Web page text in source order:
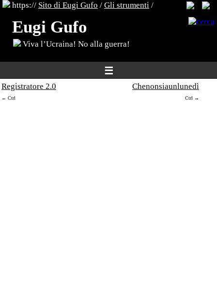
https:// Sito di Eugi Gufo / Gli strumenti /
Eugi Gufo
Viva l’Ucraina! No alla guerra!
☰
Registratore 2.0
← Ctrl
Chenonsiaunlunedì
Ctrl →